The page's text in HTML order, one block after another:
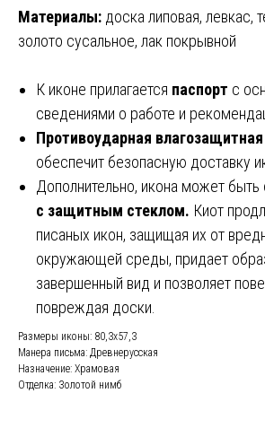
Материалы: доска липовая, левкас,
золото сусальное, лак покрывной
К иконе прилагается паспорт с
сведениями о работе и
Противоударная
обеспечит безопасную доставку
Дополнительно, икона может
с защитным стеклом. Киот
писаных икон, защищая их от
окружающей среды, придает
завершенный вид и позволяет
повреждая доски.
Размеры иконы: 80,3х57,3
Манера письма: Древнерусская
Назначение: Храмовая
Отделка: Золотой нимб